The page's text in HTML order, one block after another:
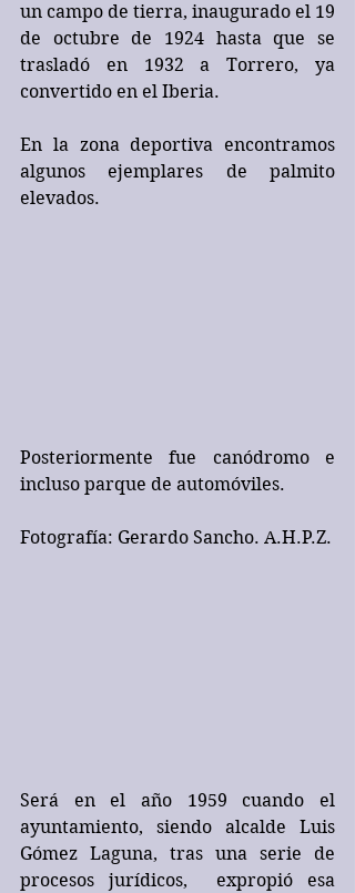
un campo de tierra, inaugurado el 19
de octubre de 1924 hasta que se
trasladó en 1932 a Torrero, ya
convertido en el Iberia.
En la zona deportiva encontramos
algunos ejemplares de palmito
elevados.
Posteriormente fue canódromo e
incluso parque de automóviles.
Fotografía: Gerardo Sancho. A.H.P.Z.
Será en el año 1959 cuando el
ayuntamiento, siendo alcalde Luis
Gómez Laguna, tras una serie de
procesos jurídicos,  expropió esa